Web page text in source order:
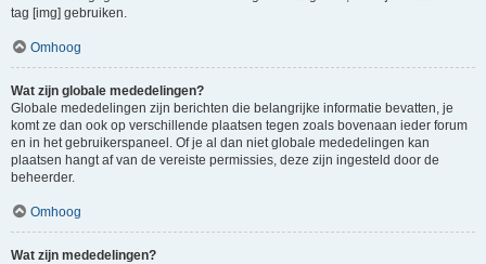
tag [img] gebruiken.
Omhoog
Wat zijn globale mededelingen?
Globale mededelingen zijn berichten die belangrijke informatie bevatten, je
komt ze dan ook op verschillende plaatsen tegen zoals bovenaan ieder forum
en in het gebruikerspaneel. Of je al dan niet globale mededelingen kan
plaatsen hangt af van de vereiste permissies, deze zijn ingesteld door de
beheerder.
Omhoog
Wat zijn mededelingen?